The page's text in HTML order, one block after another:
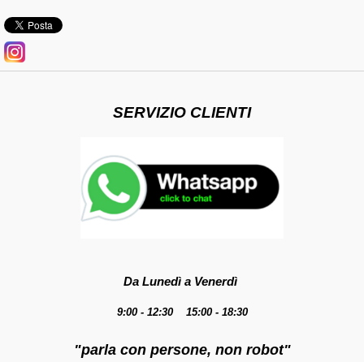
SERVIZIO CLIENTI
Da Lunedì a Venerdì
9:00 - 12:30 15:00 - 18:30
"parla con persone, non robot"